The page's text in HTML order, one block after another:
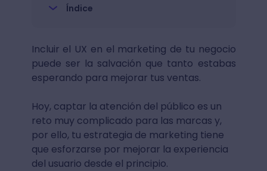
Índice
Incluir el UX en el marketing de tu negocio
puede ser la salvación que tanto estabas
esperando para mejorar tus ventas.
Hoy, captar la atención del público es un
reto muy complicado para las marcas y,
por ello, tu estrategia de marketing tiene
que esforzarse por mejorar la experiencia
del usuario desde el principio.